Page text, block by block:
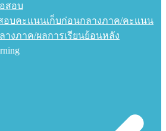
สอบ
อบคะแนนเก็บก่อนกลางภาค/คะแนน
างภาค/ผลการเรียนย้อนหลัง